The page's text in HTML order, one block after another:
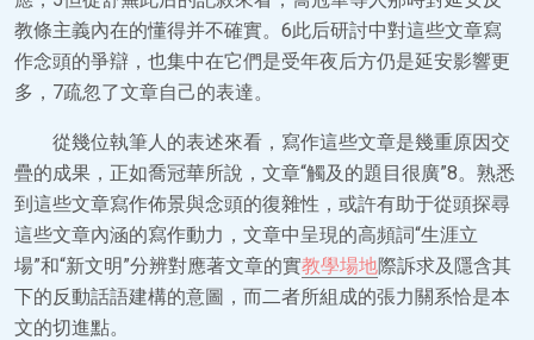
教條主義內在的懂得并不確實。6此后研討中對這些文章寫
作念頭的爭辯，也集中在它們是受年夜后方仍是延安影響更
多，7疏忽了文章自己的表達。
從幾位執筆人的表述來看，寫作這些文章是幾重原因交
疊的成果，正如喬冠華所說，文章“觸及的題目很廣”8。熟悉
到這些文章寫作佈景與念頭的復雜性，或許有助于從頭探尋
這些文章內涵的寫作動力，文章中呈現的高頻詞“生涯立
場”和“新文明”分辨對應著文章的實教學場地際訴求及隱含其
下的反動話語建構的意圖，而二者所組成的張力關系恰是本
文的切進點。